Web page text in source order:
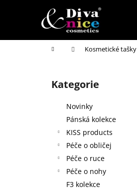
Domů Kosmetické tašky
Přeskočit
kategorie
Kategorie
Novinky
Pánská kolekce
KISS products
Péče o obličej
Péče o ruce
Péče o nohy
F3 kolekce
í
Zpět
do
Zpět
do